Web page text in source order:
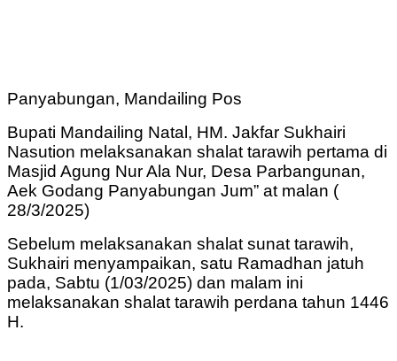
Panyabungan, Mandailing Pos
Bupati Mandailing Natal, HM. Jakfar Sukhairi
Nasution melaksanakan shalat tarawih pertama di
Masjid Agung Nur Ala Nur, Desa Parbangunan,
Aek Godang Panyabungan Jum” at malan (
28/3/2025)
Sebelum melaksanakan shalat sunat tarawih,
Sukhairi menyampaikan, satu Ramadhan jatuh
pada, Sabtu (1/03/2025) dan malam ini
melaksanakan shalat tarawih perdana tahun 1446
H.